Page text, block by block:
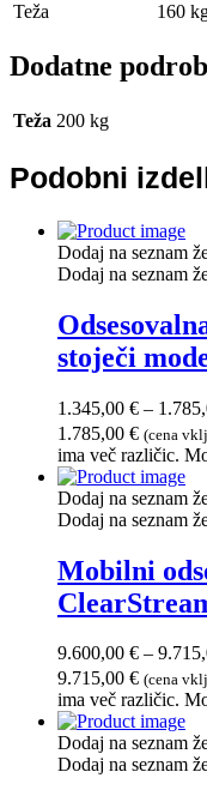
Teža
160
Dodatne
Teža 200 kg
Podobni
Dodaj na seznam
Dodaj na seznam
stoječi
1.345,00 € –
1.785,00 € (cena
ima več različic.
Dodaj na seznam
Dodaj na seznam
Mobilni
9.600,00 € –
9.715,00 € (cena
ima več različic.
Dodaj na seznam
Dodaj na seznam